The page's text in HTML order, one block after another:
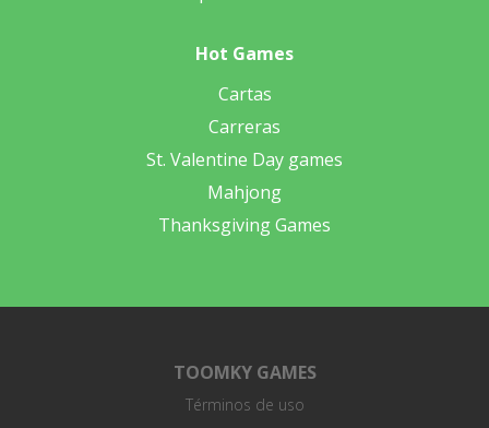
Hot Games
Cartas
Carreras
St. Valentine Day games
Mahjong
Thanksgiving Games
TOOMKY GAMES
Términos de uso